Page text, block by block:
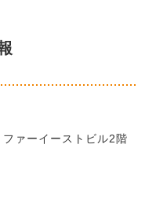
ァーイーストビル2階